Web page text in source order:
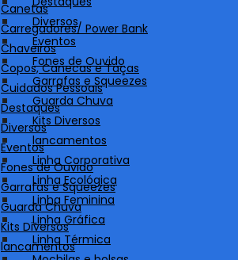
Diversos
Eventos
Fones de Ouvido
Garrafas e Squeezes
Guarda Chuva
Kits Diversos
lancamentos
Linha Corporativa
Linha Ecológica
Linha Feminina
Linha Gráfica
Linha Térmica
Canetas
Carregadores/ Power Bank
Chaveiros
Copos, Canecas e Taças
Cuidados Pessoais
Destaques
Diversos
Eventos
Fones de Ouvido
Garrafas e Squeezes
Guarda Chuva
Kits Diversos
lancamentos